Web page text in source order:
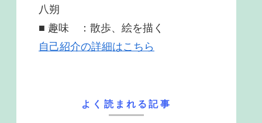
八朔
■ 趣味 ：散歩、絵を描く
自己紹介の詳細はこちら
よく読まれる記事